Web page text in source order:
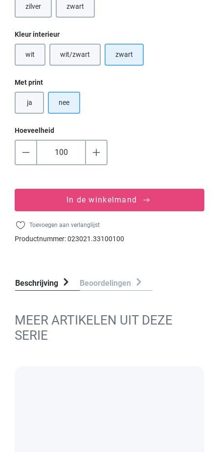
zilver zwart
Selecteer
Kleur interieur
wit(Deze optie is momenteel niet beschikbaar.)
wit/zwart(Deze optie is momenteel niet beschikbaar.)
zwart
Selecteer
Met print
ja nee
Hoeveelheid
In de winkelmand
Toevoegen aan verlanglijst
Productnummer:023021.33100100
Beschrijving Beoordelingen
MEER ARTIKELEN UIT DEZE
SERIE